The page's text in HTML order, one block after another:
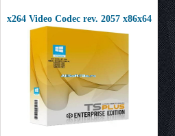
x264 Video Codec rev. 2057 x86x64